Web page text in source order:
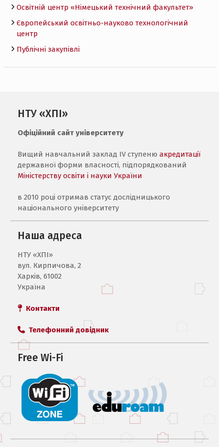
Освітній центр «Німецький технічний факультет»
Європейський освітньо-науково технологічний
центр
Публічні закупівлі
НТУ «ХПІ»
Офіційний сайт університету
Вищий навчальний заклад IV ступенюакредитації
державної форми власності, підпорядкований
Міністерству освіти і науки України
в 2010 році отримав статус дослідницького
національного університету
Наша адреса
НТУ «ХПI»
вул. Кирпичова, 2
Харків, 61002
Україна
Контакти
Телефонний довідник
Free Wi-Fi